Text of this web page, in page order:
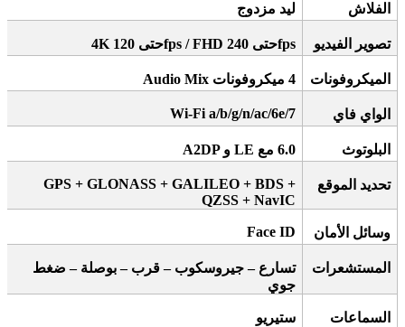
الفلاش ليد مزدوج
تصوير الفيديو 4K حتى 120fps / FHD حتى 240fps
الميكروفونات 4 ميكروفونات Audio Mix
الواي فاي Wi-Fi a/b/g/n/ac/6e/7
البلوتوث 6.0 مع وLE
تحديد الموقع
GPS + GLONASS + GALILEO + BDS +
QZSS + NavIC
وسائل الأمان Face ID
المستشعرات
تسارع – جيروسكوب – قرب – بوصلة – ضغط
جوي
السماعات ستيريو